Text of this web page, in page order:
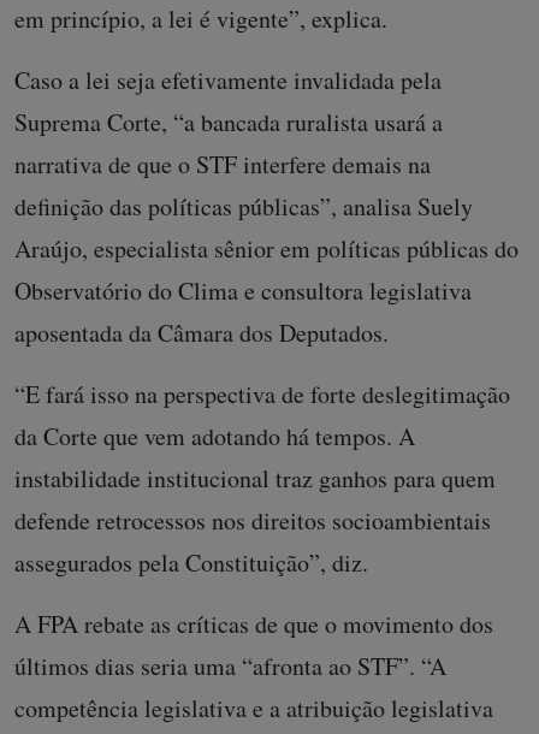
em princípio, a lei é vigente”, explica.
Caso a lei seja efetivamente invalidada pela
Suprema Corte, “a bancada ruralista usará a
narrativa de que o STF interfere demais na
definição das políticas públicas”, analisa Suely
Araújo, especialista sênior em políticas públicas do
Observatório do Clima e consultora legislativa
aposentada da Câmara dos Deputados.
“E fará isso na perspectiva de forte deslegitimação
da Corte que vem adotando há tempos. A
instabilidade institucional traz ganhos para quem
defende retrocessos nos direitos socioambientais
assegurados pela Constituição”, diz.
A FPA rebate as críticas de que o movimento dos
últimos dias seria uma “afronta ao STF”. “A
competência legislativa e a atribuição legislativa